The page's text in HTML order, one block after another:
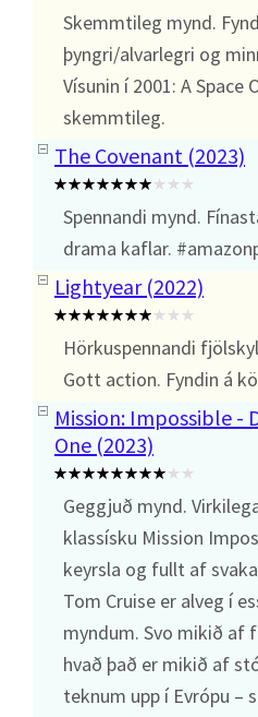
Skemmtileg mynd.
þyngri/alvarlegri og
Vísunin í 2001: A Space
skemmtileg.
The Covenant (2023)
Spennandi mynd.
drama kaflar.
Lightyear (2022)
Hörkuspennandi
Gott action. Fyndin á
Mission: Impossible -
One (2023)
Geggjuð mynd.
klassísku Mission
keyrsla og fullt af
Tom Cruise er alveg í
myndum. Svo mikið af
hvað það er mikið af
teknum upp í Evrópu –